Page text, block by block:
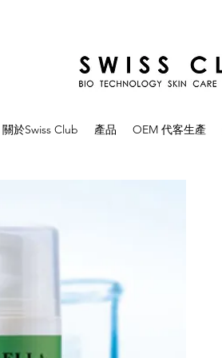
關於Swiss Club 產品 OEM 代客生產